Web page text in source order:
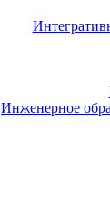
Инженерное